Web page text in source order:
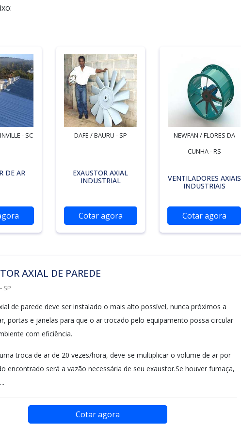
- SC
DE AR
DAFE / BAURU - SP
EXAUSTOR AXIAL
INDUSTRIAL
Cotar agora
NEWFAN / FLORES DA
CUNHA - RS
VENTILADORES AXIAIS
INDUSTRIAIS
Cotar agora
AXIAL DE PAREDE
SP
de parede deve ser instalado o mais alto possível, nunca próximos a
portas e janelas para que o ar trocado pelo equipamento possa circular
com eficiência.
troca de ar de 20 vezes/hora, deve-se multiplicar o volume de ar por
encontrado será a vazão necessária de seu exaustor.Se houver fumaça,
Cotar agora